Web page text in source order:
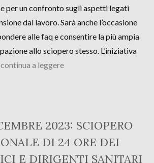
per un confronto sugli aspetti legati
dal lavoro. Sarà anche l’occasione
alle faq e consentire la più ampia
allo sciopero stesso. L’iniziativa
continua a leggere
2023: SCIOPERO
DI 24 ORE DEI
E DIRIGENTI SANITARI